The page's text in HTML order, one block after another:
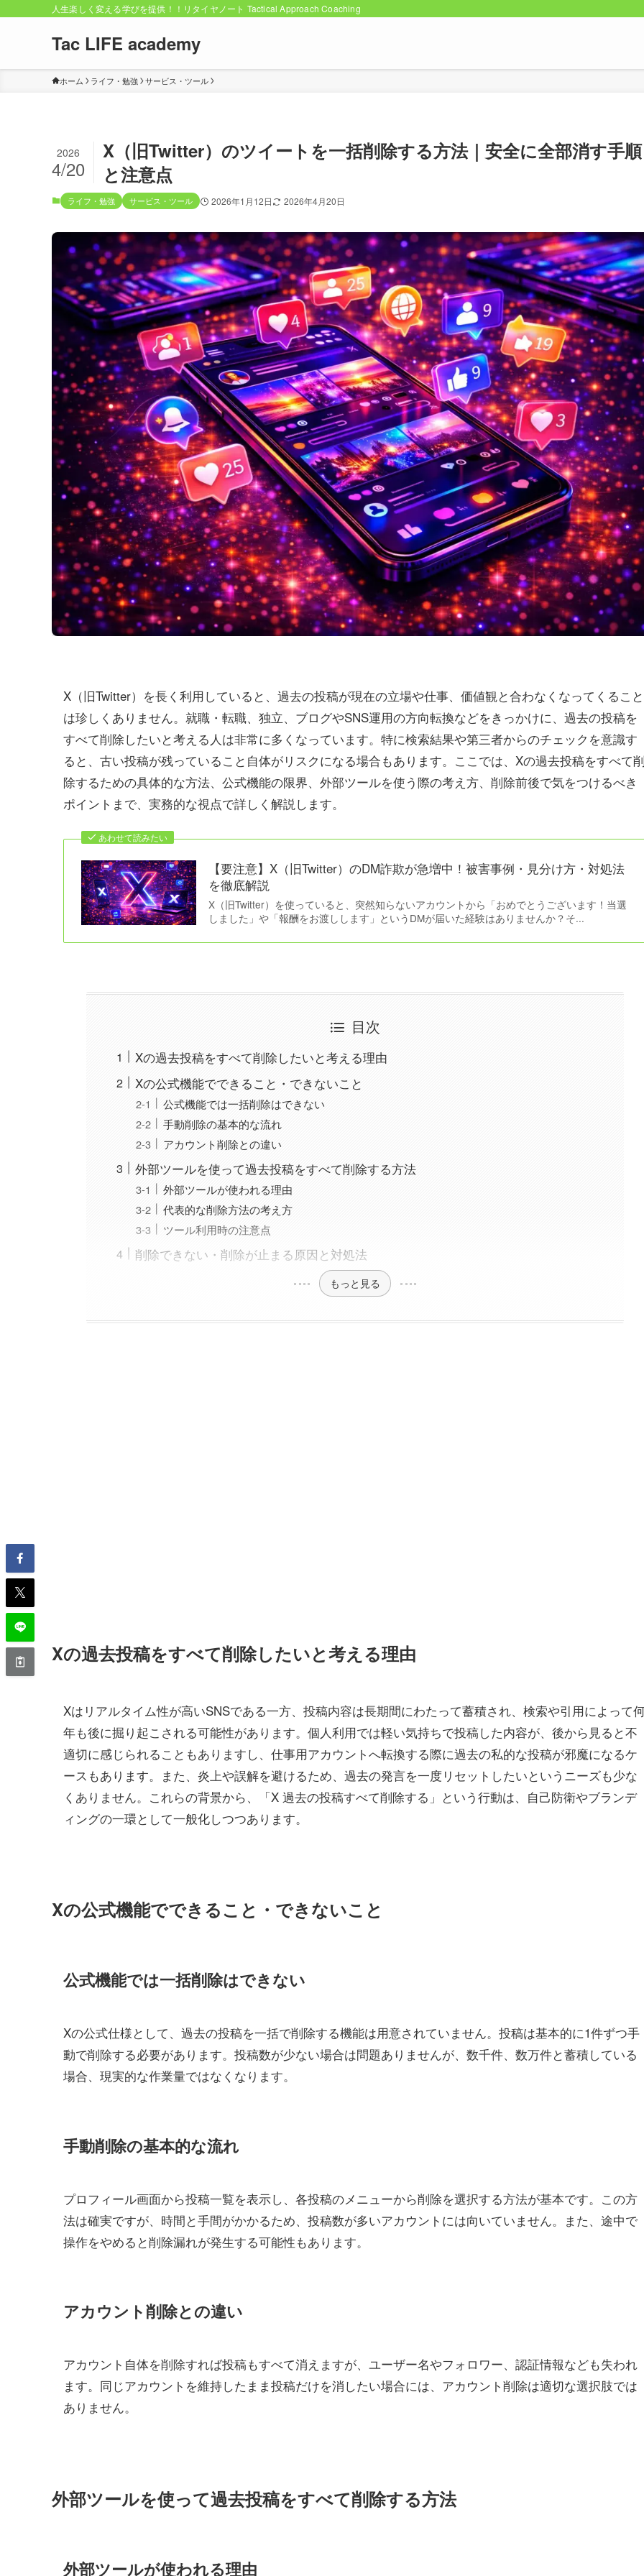
人生楽しく変える学びを提供！！リタイヤノート Tactical Approach Coaching
Tac LIFE academy
ホーム ライフ・勉強 サービス・ツール
X（旧Twitter）のツイートを一括削除する方法｜安全に全部消す手順
と注意点
2026
4/20
ライフ・勉強 サービス・ツール 2026年1月12日 2026年4月20日
X（旧Twitter）を長く利用していると、過去の投稿が現在の立場や仕事、価値観と合わなくなってくること
は珍しくありません。就職・転職、独立、ブログやSNS運用の方向転換などをきっかけに、過去の投稿を
すべて削除したいと考える人は非常に多くなっています。特に検索結果や第三者からのチェックを意識す
ると、古い投稿が残っていること自体がリスクになる場合もあります。ここでは、Xの過去投稿をすべて削
除するための具体的な方法、公式機能の限界、外部ツールを使う際の考え方、削除前後で気をつけるべき
ポイントまで、実務的な視点で詳しく解説します。
あわせて読みたい
【要注意】X（旧Twitter）のDM詐欺が急増中！被害事例・見分け方・対処法
を徹底解説
X（旧Twitter）を使っていると、突然知らないアカウントから「おめでとうございます！当選
しました」や「報酬をお渡しします」というDMが届いた経験はありませんか？そ...
目次
Xの過去投稿をすべて削除したいと考える理由
Xの公式機能でできること・できないこと
公式機能では一括削除はできない
手動削除の基本的な流れ
アカウント削除との違い
外部ツールを使って過去投稿をすべて削除する方法
外部ツールが使われる理由
代表的な削除方法の考え方
ツール利用時の注意点
削除できない・削除が止まる原因と対処法
もっと見る
Xの過去投稿をすべて削除したいと考える理由
Xはリアルタイム性が高いSNSである一方、投稿内容は長期間にわたって蓄積され、検索や引用によって
年も後に掘り起こされる可能性があります。個人利用では軽い気持ちで投稿した内容が、後から見ると不
適切に感じられることもありますし、仕事用アカウントへ転換する際に過去の私的な投稿が邪魔になるケ
ースもあります。また、炎上や誤解を避けるため、過去の発言を一度リセットしたいというニーズも少な
くありません。これらの背景から、「X 過去の投稿すべて削除する」という行動は、自己防衛やブランデ
ィングの一環として一般化しつつあります。
Xの公式機能でできること・できないこと
公式機能では一括削除はできない
Xの公式仕様として、過去の投稿を一括で削除する機能は用意されていません。投稿は基本的に1件ずつ手
動で削除する必要があります。投稿数が少ない場合は問題ありませんが、数千件、数万件と蓄積している
場合、現実的な作業量ではなくなります。
手動削除の基本的な流れ
プロフィール画面から投稿一覧を表示し、各投稿のメニューから削除を選択する方法が基本です。この方
法は確実ですが、時間と手間がかかるため、投稿数が多いアカウントには向いていません。また、途中で
操作をやめると削除漏れが発生する可能性もあります。
アカウント削除との違い
アカウント自体を削除すれば投稿もすべて消えますが、ユーザー名やフォロワー、認証情報なども失われ
ます。同じアカウントを維持したまま投稿だけを消したい場合には、アカウント削除は適切な選択肢では
ありません。
外部ツールを使って過去投稿をすべて削除する方法
外部ツールが使われる理由